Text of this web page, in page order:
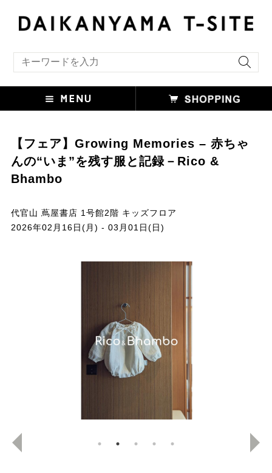
【フェア】Growing Memories – 赤ちゃ
んの“いま”を残す服と記録－Rico &
Bhambo
代官山 蔦屋書店 1号館2階 キッズフロア
2026年02月16日(月) - 03月01日(日)